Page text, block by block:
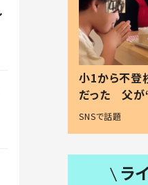
小1から不登
だった 父が
る理由とは
SNSで話題
ラ